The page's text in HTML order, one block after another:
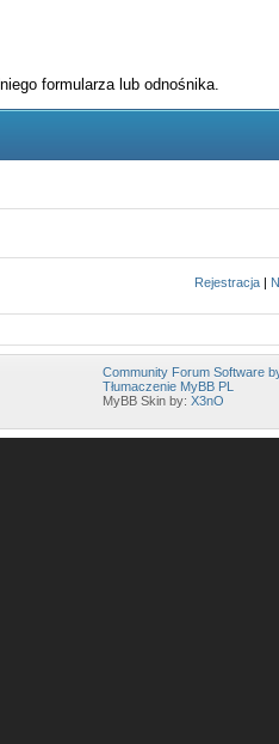
formularza lub odnośnika.
Rejestracja |
Community Forum Software
Tłumaczenie MyBB PL
MyBB Skin by:X3nO